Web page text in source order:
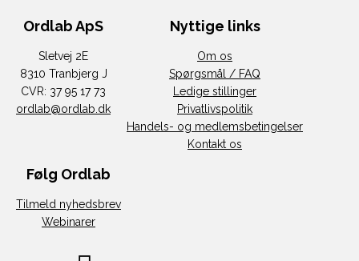
Ordlab ApS
Sletvej 2E
8310 Tranbjerg J
CVR: 37 95 17 73
ordlab@ordlab.dk
Nyttige links
Om os
Spørgsmål / FAQ
Ledige stillinger
Privatlivspolitik
Handels- og medlemsbetingelser
Kontakt os
Følg Ordlab
Tilmeld nyhedsbrev
Webinarer